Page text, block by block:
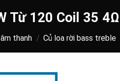
Từ 120 Coil 35 4Ω
thanh / Củ loa rời bass treble